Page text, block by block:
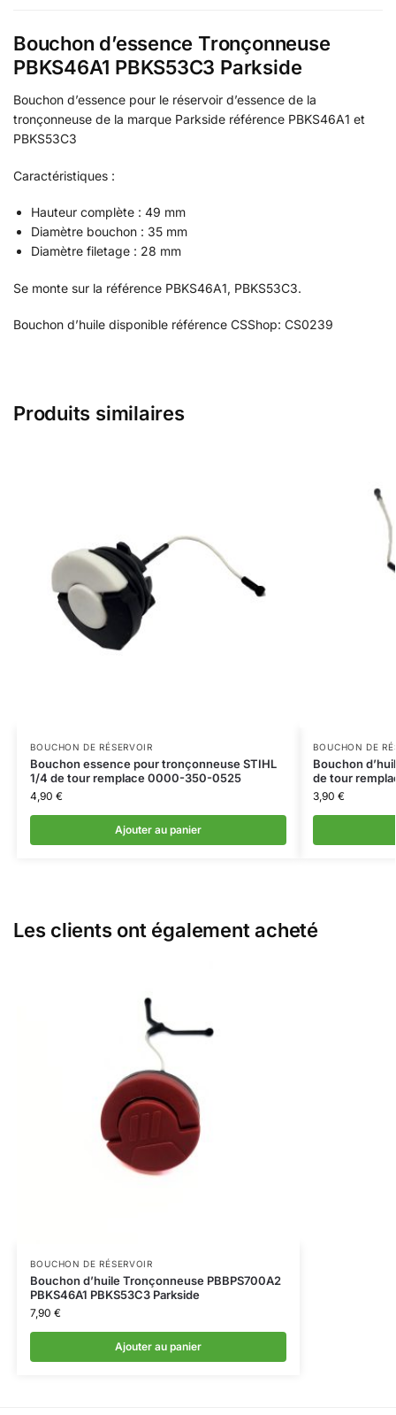
Bouchon d’essence Tronçonneuse
PBKS46A1 PBKS53C3 Parkside
Bouchon d’essence pour le réservoir d’essence de la
tronçonneuse de la marque Parkside référence PBKS46A1 et
PBKS53C3
Caractéristiques :
Hauteur complète : 49 mm
Diamètre bouchon : 35 mm
Diamètre filetage : 28 mm
Se monte sur la référence PBKS46A1, PBKS53C3.
Bouchon d’huile disponible référence CSShop: CS0239
Produits similaires
BOUCHON DE RÉSERVOIR
Bouchon essence pour tronçonneuse STIHL
1/4 de tour remplace 0000-350-0525
4,90 €
Ajouter au panier
BOUCHON DE
Bouchon
de tour
3,90 €
Les clients ont également acheté
BOUCHON DE RÉSERVOIR
Bouchon d’huile Tronçonneuse PBBPS700A2
PBKS46A1 PBKS53C3 Parkside
7,90 €
Ajouter au panier